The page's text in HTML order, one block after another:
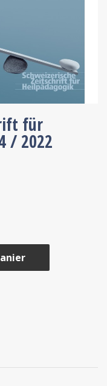
für
/ 2022